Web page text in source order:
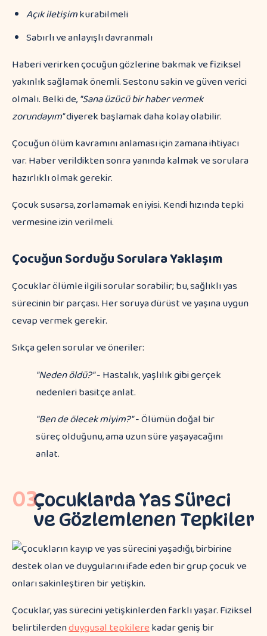
Açık iletişimkurabilmeli
Sabırlı ve anlayışlı davranmalı
Haberi verirken çocuğun gözlerine bakmak ve fiziksel
yakınlık sağlamak önemli. Sestonu sakin ve güven verici
olmalı. Belki de,"Sana üzücü bir haber vermek
zorundayım"diyerek başlamak daha kolay olabilir.
Çocuğun ölüm kavramını anlaması için zamana ihtiyacı
var. Haber verildikten sonra yanında kalmak ve sorulara
hazırlıklı olmak gerekir.
Çocuk susarsa, zorlamamak en iyisi. Kendi hızında tepki
vermesine izin verilmeli.
Çocuğun Sorduğu Sorulara Yaklaşım
Çocuklar ölümle ilgili sorular sorabilir; bu, sağlıklı yas
sürecinin bir parçası. Her soruya dürüst ve yaşına uygun
cevap vermek gerekir.
Sıkça gelen sorular ve öneriler:
"Neden öldü?"- Hastalık, yaşlılık gibi gerçek
nedenleri basitçe anlat.
"Ben de ölecek miyim?"- Ölümün doğal bir
süreç olduğunu, ama uzun süre yaşayacağını
anlat.
03Çocuklarda Yas Süreci
ve Gözlemlenen Tepkiler
Çocuklar, yas sürecini yetişkinlerden farklı yaşar. Fiziksel
belirtilerdenduygusal tepkilerekadar geniş bir